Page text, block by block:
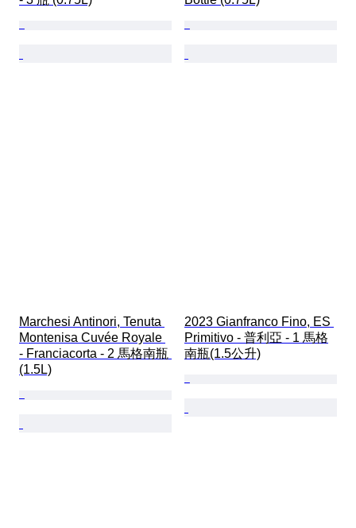
Marchesi Antinori, Tenuta
Montenisa Cuvée Royale
- Franciacorta - 2 馬格南瓶
(1.5L)
2023 Gianfranco Fino, ES
Primitivo - 普利亞 - 1 馬格
南瓶(1.5公升)